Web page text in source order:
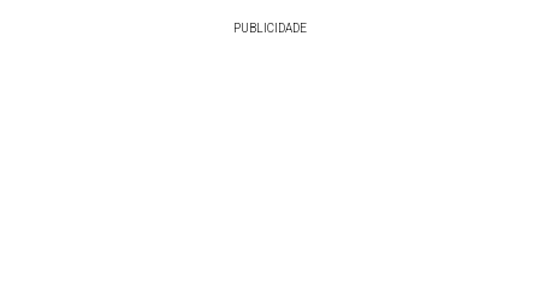
PUBLICIDADE